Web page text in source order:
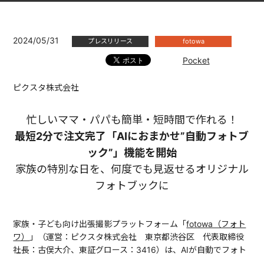
2024/05/31 プレスリリース fotowa
Pocket
ピクスタ株式会社
忙しいママ・パパも簡単・短時間で作れる！
最短2分で注文完了「AIにおまかせ”自動フォトブ
ック”」機能を開始
家族の特別な日を、何度でも見返せるオリジナル
フォトブックに
家族・子ども向け出張撮影プラットフォーム「fotowa（フォト
ワ）
」（運営：ピクスタ株式会社 東京都渋谷区 代表取締役
社長：古俣大介、東証グロース：3416）​​は、AIが自動でフォト